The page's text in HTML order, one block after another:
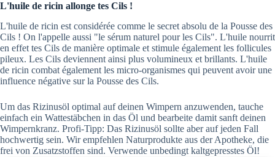
L'huile de ricin allonge tes Cils !
L'huile de ricin est considérée comme le secret absolu de la Pousse des
Cils ! On l'appelle aussi "le sérum naturel pour les Cils". L'huile nourrit
en effet tes Cils de manière optimale et stimule également les follicules
pileux. Les Cils deviennent ainsi plus volumineux et brillants. L'huile
de ricin combat également les micro-organismes qui peuvent avoir une
influence négative sur la Pousse des Cils.
Um das Rizinusöl optimal auf deinen Wimpern anzuwenden, tauche
einfach ein Wattestäbchen in das Öl und bearbeite damit sanft deinen
Wimpernkranz. Profi-Tipp: Das Rizinusöl sollte aber auf jeden Fall
hochwertig sein. Wir empfehlen Naturprodukte aus der Apotheke, die
frei von Zusatzstoffen sind. Verwende unbedingt kaltgepresstes Öl!